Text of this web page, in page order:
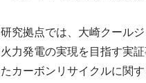
研究拠点では、大崎クール
火力発電の実現を目指す実
たカーボンリサイクルに関